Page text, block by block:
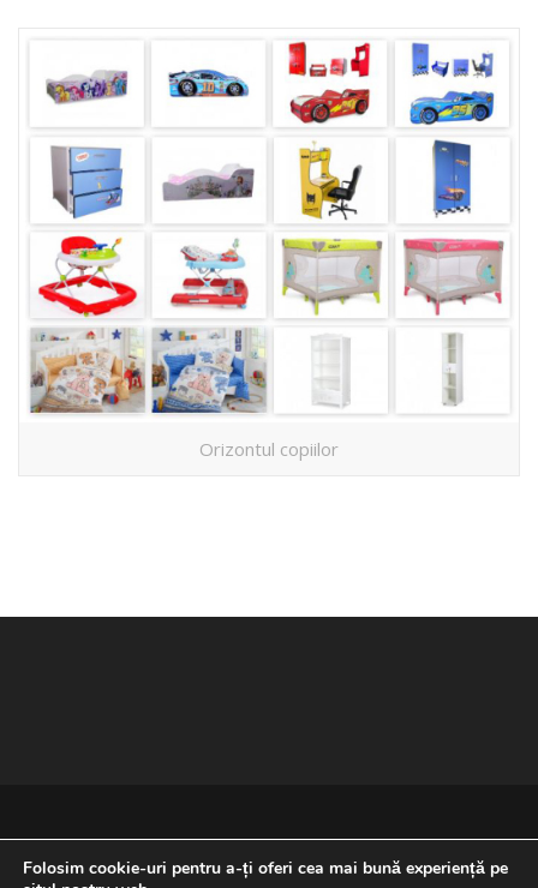
Orizontul copiilor
Folosim cookie-uri pentru a-ți oferi cea mai bună experiență pe